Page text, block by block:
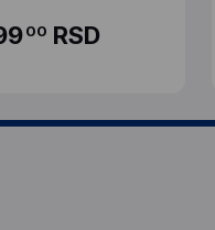
00 RSD